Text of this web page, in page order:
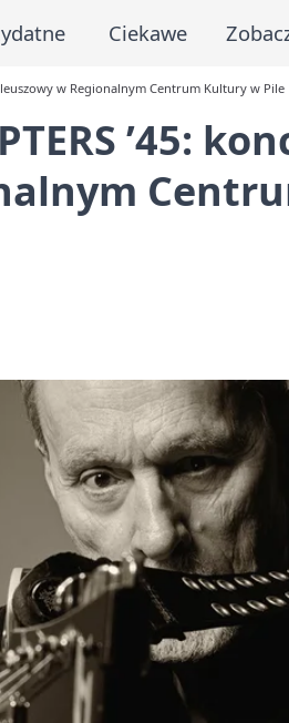
Ciekawe
w Regionalnym Centrum Kultury w Pile
’45: